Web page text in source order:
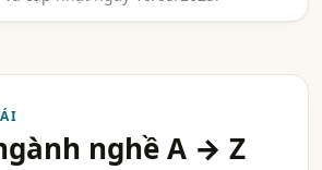
nghề A → Z